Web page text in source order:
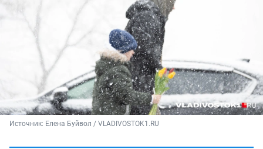
Источник: Елена Буйвол / VLADIVOSTOK1.RU